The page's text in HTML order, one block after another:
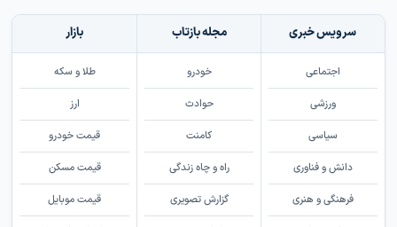
سرویس خبری
اجتماعی
ورزشی
سیاسی
دانش و فناوری
فرهنگی و هنری
مجله بازتاب
خودرو
حوادث
کامنت
راه و چاه زندگی
گزارش تصویری
بازار
طلا و سکه
ارز
قیمت خودرو
قیمت مسکن
قیمت موبایل